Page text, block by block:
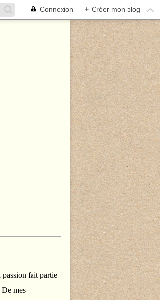
Connexion + Créer mon blog
passion fait partie
mes